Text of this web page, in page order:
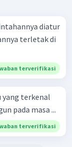
diatur
terletak di
terverifikasi
yang terkenal
pada masa ...
terverifikasi